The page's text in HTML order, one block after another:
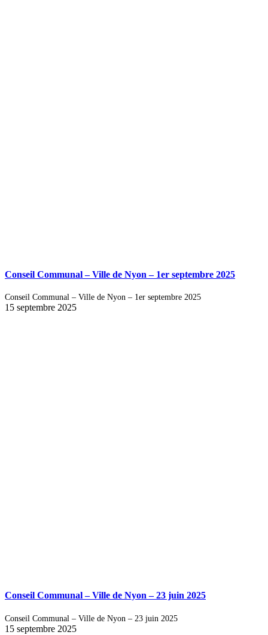
Conseil Communal – Ville de Nyon – 1er septembre 2025
Conseil Communal – Ville de Nyon – 1er septembre 2025
15 septembre 2025
Conseil Communal – Ville de Nyon – 23 juin 2025
Conseil Communal – Ville de Nyon – 23 juin 2025
15 septembre 2025